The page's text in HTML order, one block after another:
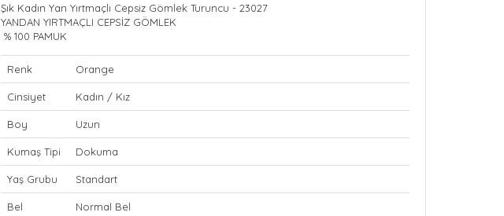
Şık Kadın Yan Yırtmaçlı Cepsiz Gömlek Turuncu - 23027
YANDAN YIRTMAÇLI CEPSİZ GÖMLEK
% 100 PAMUK
Renk Orange
Cinsiyet Kadın / Kız
Boy Uzun
Kumaş Tipi Dokuma
Yaş Grubu Standart
Bel Normal Bel